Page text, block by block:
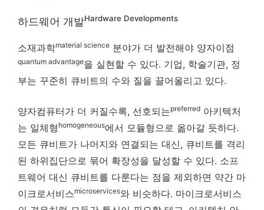
하드웨어 개발Hardware Developments
소재과학material science 분야가 더 발전해야 양자이점
quantum advantage을 실현할 수 있다. 기업, 학술기관, 정
부는 꾸준히 큐비트의 수와 질을 끌어올리고 있다.
양자컴퓨터가 더 커질수록, 선호되는preferred 아키텍처
는 일체형 homogeneous에서 모듈형으로 옮아갈 듯하다.
모든 큐비트가 나머지와 연결되는 대신, 큐비트를 격리
된 하위집단으로 묶어 확장성을 달성할 수 있다. 소프
트웨어 대신 큐비트를 다룬다는 점을 제외하면 약간 마
이크로서비스microservices와 비슷하다. 마이크로서비스